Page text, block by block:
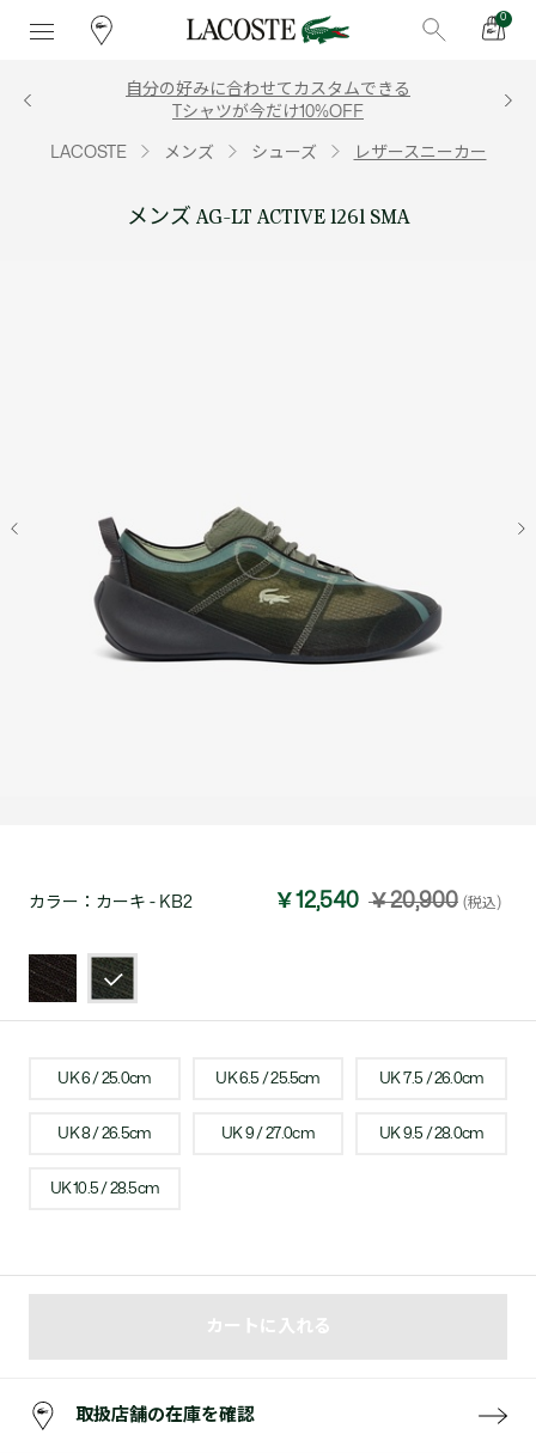
0
自分の好みに合わせてカスタムできる
Tシャツが今だけ10%OFF
LACOSTE メンズ シューズ レザースニーカー
メンズ AG-LT ACTIVE 1261 SMA
カラー： カーキ - KB2 ￥12,540 ￥20,900 (税込)
UK 6 / 25.0cm UK 6.5 / 25.5cm UK 7.5 / 26.0cm
UK 8 / 26.5cm UK 9 / 27.0cm UK 9.5 / 28.0cm
UK 10.5 / 28.5cm
カートに入れる
取扱店舗の在庫を確認